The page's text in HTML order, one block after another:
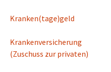
Kranken(tage)geld
Krankenversicherung
(Zuschuss zur privaten)